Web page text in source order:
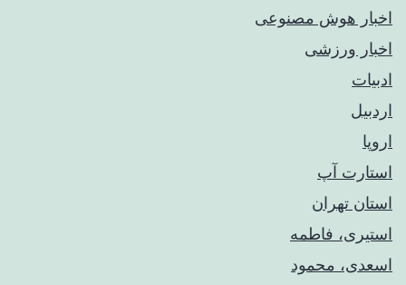
اخبار هوش مصنوعی
اخبار ورزشی
ادبیات
اردبیل
اروپا
استارت آپ
استان تهران
استیری، فاطمه
اسعدی، محمود